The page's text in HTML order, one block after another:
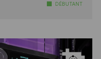
DÉBUTANT